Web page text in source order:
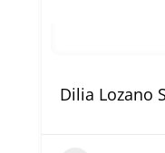
Dilia Lozano